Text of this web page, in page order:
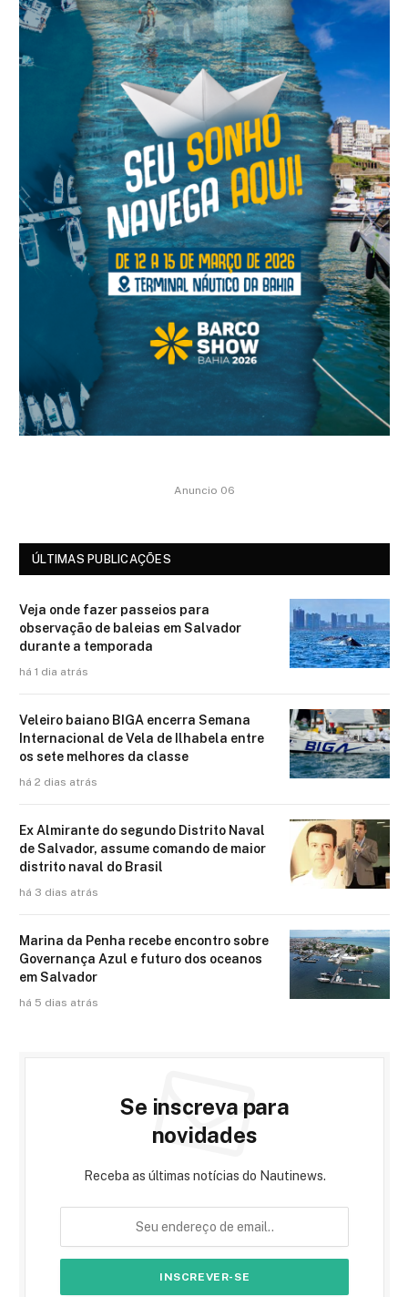
Anuncio 06
ÚLTIMAS PUBLICAÇÕES
Veja onde fazer passeios para
observação de baleias em Salvador
durante a temporada
há 1 dia atrás
Veleiro baiano BIGA encerra Semana
Internacional de Vela de Ilhabela entre
os sete melhores da classe
há 2 dias atrás
Ex Almirante do segundo Distrito Naval
de Salvador, assume comando de maior
distrito naval do Brasil
há 3 dias atrás
Marina da Penha recebe encontro sobre
Governança Azul e futuro dos oceanos
em Salvador
há 5 dias atrás
Se inscreva para
novidades
Receba as últimas notícias do Nautinews.